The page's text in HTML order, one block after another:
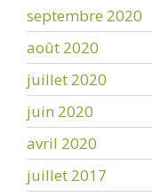
septembre 2020
août 2020
juillet 2020
juin 2020
avril 2020
juillet 2017